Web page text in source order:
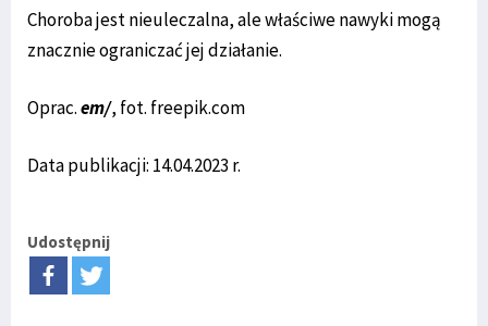
Choroba jest nieuleczalna, ale właściwe nawyki mogą
znacznie ograniczać jej działanie.
Oprac.em/, fot. freepik.com
Data publikacji: 14.04.2023 r.
Udostępnij